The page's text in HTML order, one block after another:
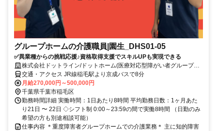
グループホームの介護職員|園生_DHS01-05
✅異業種からの挑戦応援♪資格取得支援でスキルUPも実現できる
株式会社ドットライン/ドットホーム(医療対応型障がい者グループホ
ーム)園生
交通・アクセス JR線稲毛駅より京成バスで8分
月給270,000円～500,000円
千葉県千葉市稲毛区
勤務時間詳細 実働時間：1日あたり8時間 平均勤務日数：1ヶ月あた
り21日 〜 22日 ◇シフト制 0:00～23:59の間で実働8時間 （日勤のみ
希望の方も別途相談可能）
仕事内容 ＊重度障害者グループホームでの介護業務＊ 主に知的障害